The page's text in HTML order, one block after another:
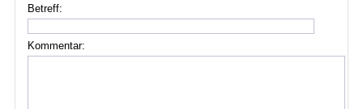
Betreff:
Kommentar: